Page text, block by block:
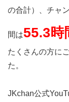
の合計）、チャ
間は55.3時
たくさんの方に
た。
JKchan公式